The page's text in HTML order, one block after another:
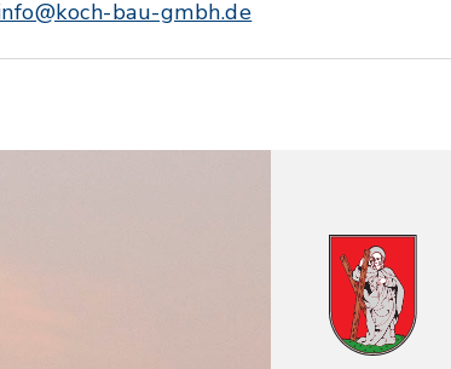
bau-gmbh.de